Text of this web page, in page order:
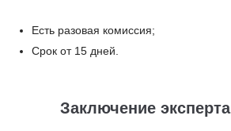
Есть разовая комиссия;
Срок от 15 дней.
Заключение эксперта